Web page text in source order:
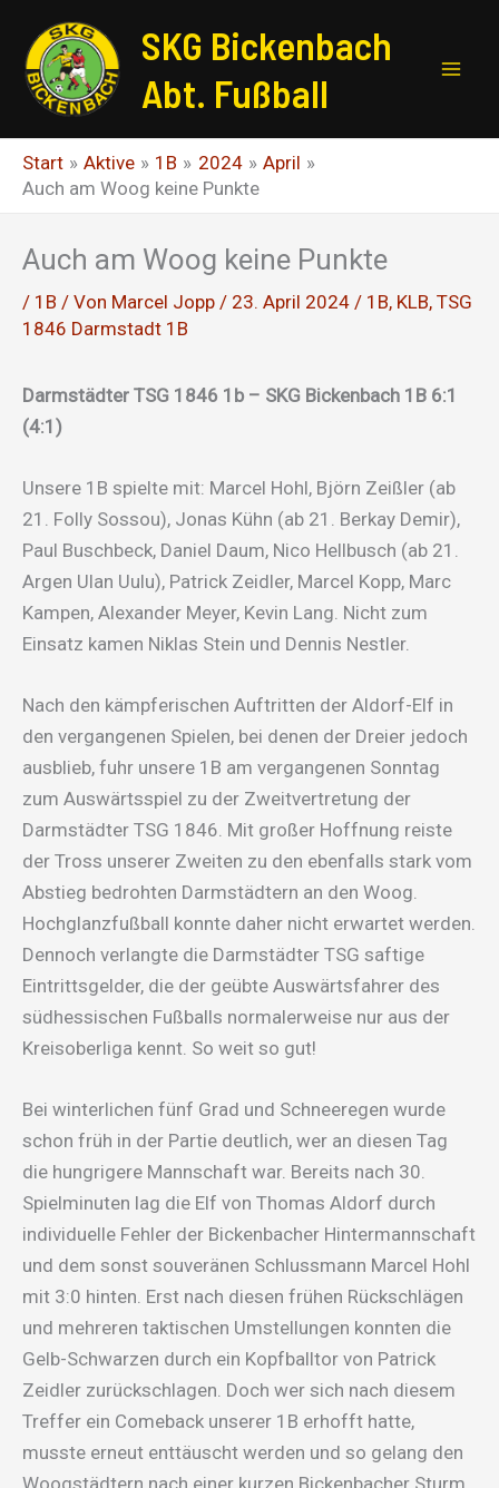
Inhalt
springen
SKG Bickenbach
Abt. Fußball
Start Aktive 1B 2024
April
Auch am Woog keine Punkte
Auch am Woog keine Punkte
/ 1B / Von Marcel Jopp / 23. April 2024 / 1B, KLB, TSG
1846 Darmstadt 1B
Darmstädter TSG 1846 1b – SKG Bickenbach 1B 6:1
(4:1)
Unsere 1B spielte mit: Marcel Hohl, Björn Zeißler (ab
21. Folly Sossou), Jonas Kühn (ab 21. Berkay Demir),
Paul Buschbeck, Daniel Daum, Nico Hellbusch (ab 21.
Argen Ulan Uulu), Patrick Zeidler, Marcel Kopp, Marc
Kampen, Alexander Meyer, Kevin Lang. Nicht zum
Einsatz kamen Niklas Stein und Dennis Nestler.
Nach den kämpferischen Auftritten der Aldorf-Elf in
den vergangenen Spielen, bei denen der Dreier jedoch
ausblieb, fuhr unsere 1B am vergangenen Sonntag
zum Auswärtsspiel zu der Zweitvertretung der
Darmstädter TSG 1846. Mit großer Hoffnung reiste
der Tross unserer Zweiten zu den ebenfalls stark vom
Abstieg bedrohten Darmstädtern an den Woog.
Hochglanzfußball konnte daher nicht erwartet werden.
Dennoch verlangte die Darmstädter TSG saftige
Eintrittsgelder, die der geübte Auswärtsfahrer des
südhessischen Fußballs normalerweise nur aus der
Kreisoberliga kennt. So weit so gut!
Bei winterlichen fünf Grad und Schneeregen wurde
schon früh in der Partie deutlich, wer an diesen Tag
die hungrigere Mannschaft war. Bereits nach 30.
Spielminuten lag die Elf von Thomas Aldorf durch
individuelle Fehler der Bickenbacher Hintermannschaft
und dem sonst souveränen Schlussmann Marcel Hohl
mit 3:0 hinten. Erst nach diesen frühen Rückschlägen
und mehreren taktischen Umstellungen konnten die
Gelb-Schwarzen durch ein Kopfballtor von Patrick
Zeidler zurückschlagen. Doch wer sich nach diesem
Treffer ein Comeback unserer 1B erhofft hatte,
musste erneut enttäuscht werden und so gelang den